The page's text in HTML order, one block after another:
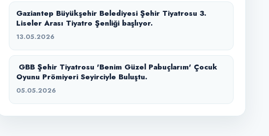
Gaziantep Büyükşehir Belediyesi Şehir Tiyatrosu 3.
Liseler Arası Tiyatro Şenliği başlıyor.
13.05.2026
GBB Şehir Tiyatrosu 'Benim Güzel Pabuçlarım' Çocuk
Oyunu Prömiyeri Seyirciyle Buluştu.
05.05.2026